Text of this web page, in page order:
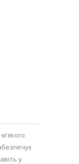
у